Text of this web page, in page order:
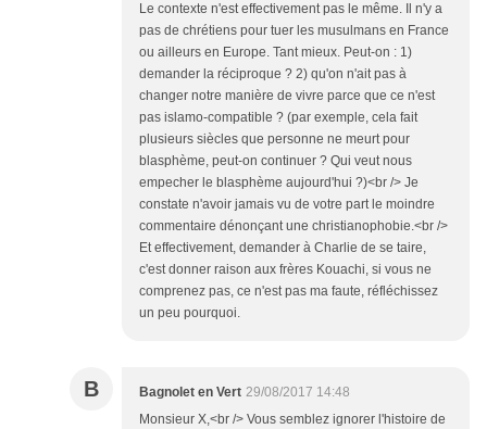
Le contexte n'est effectivement pas le même. Il n'y a
pas de chrétiens pour tuer les musulmans en France
ou ailleurs en Europe. Tant mieux. Peut-on : 1)
demander la réciproque ? 2) qu'on n'ait pas à
changer notre manière de vivre parce que ce n'est
pas islamo-compatible ? (par exemple, cela fait
plusieurs siècles que personne ne meurt pour
blasphème, peut-on continuer ? Qui veut nous
empecher le blasphème aujourd'hui ?)<br /> Je
constate n'avoir jamais vu de votre part le moindre
commentaire dénonçant une christianophobie.<br />
Et effectivement, demander à Charlie de se taire,
c'est donner raison aux frères Kouachi, si vous ne
comprenez pas, ce n'est pas ma faute, réfléchissez
un peu pourquoi.
B Bagnolet en Vert 29/08/2017 14:48
Monsieur X,<br /> Vous semblez ignorer l'histoire de